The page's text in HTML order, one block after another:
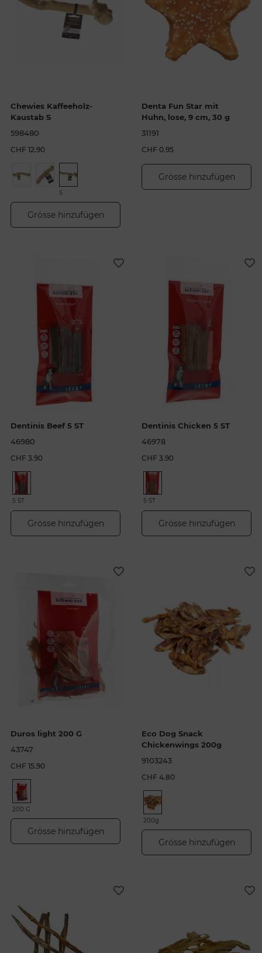
Chewies Kaffeeholz-
Kaustab S
598480
CHF 12.90
S
Grösse hinzufügen
Denta Fun Star mit
Huhn, lose, 9 cm, 30 g
31191
CHF 0.95
Grösse hinzufügen
Dentinis Beef 5 ST
46980
CHF 3.90
5 ST
Grösse hinzufügen
Dentinis Chicken 5 ST
46978
CHF 3.90
5 ST
Grösse hinzufügen
Duros light 200 G
43747
CHF 15.90
200 G
Grösse hinzufügen
Eco Dog Snack
Chickenwings 200g
9103243
CHF 4.80
200g
Grösse hinzufügen